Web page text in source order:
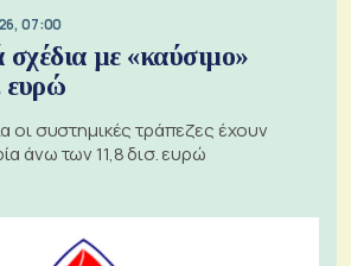
07:00
σχέδια με «καύσιμο»
ευρώ
οι συστημικές τράπεζες έχουν
άνω των 11,8 δισ. ευρώ